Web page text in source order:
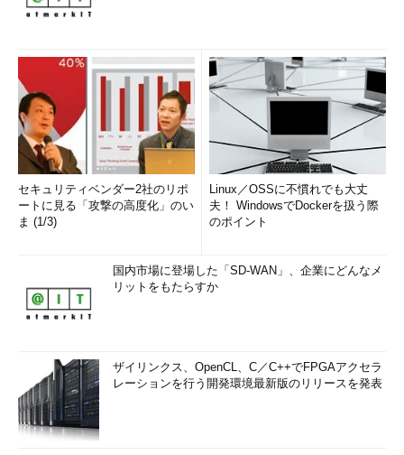
セキュリティベンダー2社のリポ
ートに見る「攻撃の高度化」のい
ま (1/3)
Linux／OSSに不慣れでも大丈
夫！ WindowsでDockerを扱う際
のポイント
国内市場に登場した「SD-WAN」、企業にどんなメ
リットをもたらすか
ザイリンクス、OpenCL、C／C++でFPGAアクセラ
レーションを行う開発環境最新版のリリースを発表